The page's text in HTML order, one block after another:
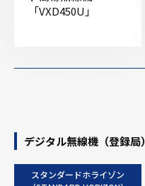
「VXD450U」
デジタル無線機（登録局）
スタンダードホライゾン